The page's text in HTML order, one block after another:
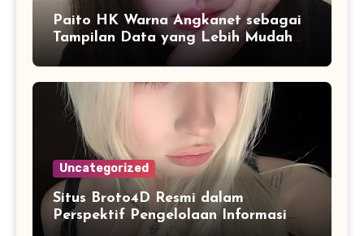
Paito HK Warna Angkanet sebagai
Tampilan Data yang Lebih Mudah
Dipahami dan Dianalisis
Uncategorized
Situs Broto4D Resmi dalam
Perspektif Pengelolaan Informasi
dan Penyajian Data Harian